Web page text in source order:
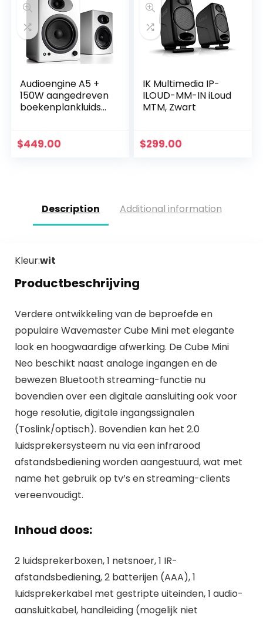
Audioengine A5 +
150W aangedreven
boekenplankluidsp
analoge versterker
$449.00
IK Multimedia IP-
ILOUD-MM-IN iLoud
MTM, Zwart
$299.00
Description Additional information
Kleur:wit
Productbeschrijving
Verdere ontwikkeling van de beproefde en
populaire Wavemaster Cube Mini met elegante
look en hoogwaardige afwerking. De Cube Mini
Neo beschikt naast analoge ingangen en de
bewezen Bluetooth streaming-functie nu
bovendien over een digitale aansluiting ook voor
hoge resolutie, digitale ingangssignalen
(Toslink/optisch). Bovendien kan het 2.0
luidsprekersysteem nu via een infrarood
afstandsbediening worden aangestuurd, wat met
name het gebruik op tv’s en streaming-clients
vereenvoudigt.
Inhoud doos:
2 luidsprekerboxen, 1 netsnoer, 1 IR-
afstandsbediening, 2 batterijen (AAA), 1
luidsprekerkabel met gestripte uiteinden, 1 audio-
aansluitkabel, handleiding (mogelijk niet